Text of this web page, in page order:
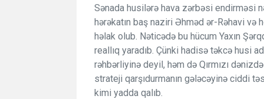
Sənada husilərə hava zərbəsi endirməsi
hərəkatın baş naziri Əhməd ər-Rəhavi və
həlak olub. Nəticədə bu hücum Yaxın
reallıq yaradıb. Çünki hadisə təkcə husi
rəhbərliyinə deyil, həm də Qırmızı
strateji qarşıdurmanın gələcəyinə ciddi
kimi yadda qalıb.